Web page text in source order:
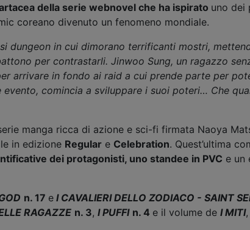
della serie webnovel che ha ispirato uno dei
coreano divenuto un fenomeno mondiale.
in cui dimorano terrificanti mostri,
per contrastarli. Jinwoo Sung, un ragazzo
arrivare in fondo ai raid a cui prende parte per
comincia a sviluppare i suoi poteri… Che
manga ricca di azione e sci-fi firmata Naoya
in edizione Regular e Celebration. Quest’ultima
dei protagonisti, uno standee in PVC e un
n. 17 e I CAVALIERI DELLO ZODIACO - SAINT
RAGAZZE n. 3, I PUFFI n. 4 e il volume de I MITI